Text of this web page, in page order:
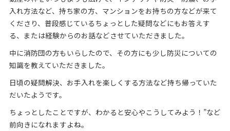
入れ方法など、持ち家の方、マンションをお持ちの方などが来て
くださり、普段感じているちょっとした疑問などにもお答えす
る、または経験からのお話などさせていただきました。
中に消防団の方もいらしたので、その方にも少し防災についての
知識を教えていただきました。
日頃の疑問解決、お手入れを楽しくする方法など持ち帰っていた
だいたようです。
ちょっとしたことですが、わかると安心やこうしてみよう！”など
前向きになれますよね。